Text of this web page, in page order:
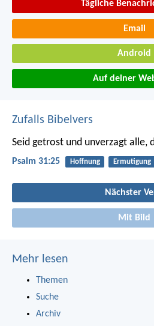
Tägliche
Email
Android
Auf deiner
Zufalls Bibelvers
Seid getrost und unverzagt alle,
Psalm 31:25 Hoffnung Ermutigung
Nächster
Mit Bild
Mehr lesen
Themen
Suche
Archiv